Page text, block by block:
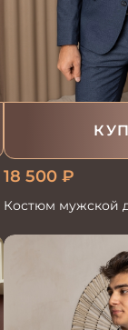
18 500₽
Костюм мужской